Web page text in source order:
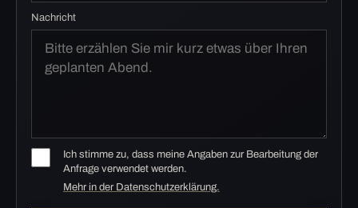
Nachricht
Ich stimme zu, dass meine Angaben zur Bearbeitung der
Anfrage verwendet werden.
Mehr in der Datenschutzerklärung.